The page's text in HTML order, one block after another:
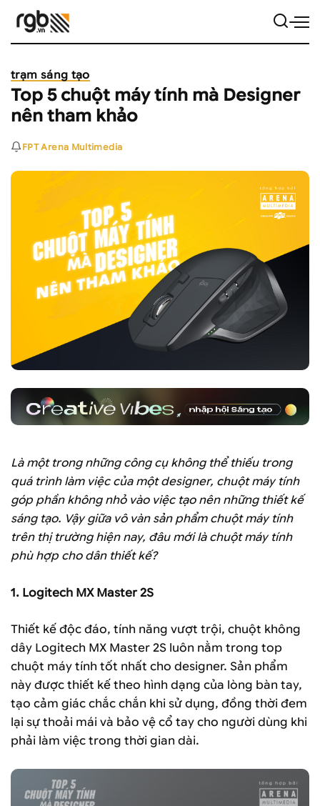
trạm sáng tạo
Top 5 chuột máy tính mà Designer
nên tham khảo
FPT Arena Multimedia
Là một trong những công cụ không thể thiếu trong
quá trình làm việc của một designer, chuột máy tính
góp phần không nhỏ vào việc tạo nên những thiết kế
sáng tạo. Vậy giữa vô vàn sản phẩm chuột máy tính
trên thị trường hiện nay, đâu mới là chuột máy tính
phù hợp cho dân thiết kế?
1. Logitech MX Master 2S
Thiết kế độc đáo, tính năng vượt trội, chuột không
dây Logitech MX Master 2S luôn nằm trong top
chuột máy tính tốt nhất cho designer. Sản phẩm
này được thiết kế theo hình dạng của lòng bàn tay,
tạo cảm giác chắc chắn khi sử dụng, đồng thời đem
lại sự thoải mái và bảo vệ cổ tay cho người dùng khi
phải làm việc trong thời gian dài.